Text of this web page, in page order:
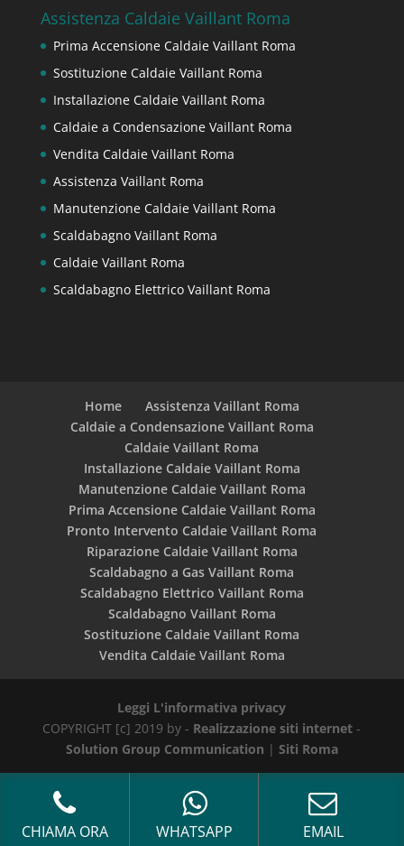
Assistenza Caldaie Vaillant Roma
Prima Accensione Caldaie Vaillant Roma
Sostituzione Caldaie Vaillant Roma
Installazione Caldaie Vaillant Roma
Caldaie a Condensazione Vaillant Roma
Vendita Caldaie Vaillant Roma
Assistenza Vaillant Roma
Manutenzione Caldaie Vaillant Roma
Scaldabagno Vaillant Roma
Caldaie Vaillant Roma
Scaldabagno Elettrico Vaillant Roma
Home
Assistenza Vaillant Roma
Caldaie a Condensazione Vaillant Roma
Caldaie Vaillant Roma
Installazione Caldaie Vaillant Roma
Manutenzione Caldaie Vaillant Roma
Prima Accensione Caldaie Vaillant Roma
Pronto Intervento Caldaie Vaillant Roma
Riparazione Caldaie Vaillant Roma
Scaldabagno a Gas Vaillant Roma
Scaldabagno Elettrico Vaillant Roma
Scaldabagno Vaillant Roma
Sostituzione Caldaie Vaillant Roma
Vendita Caldaie Vaillant Roma
Leggi L'informativa privacy
COPYRIGHT [c] 2019 by - Realizzazione siti internet -
Solution Group Communication | Siti Roma
CHIAMA ORA WHATSAPP EMAIL